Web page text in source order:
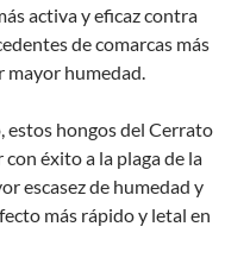
activa y eficaz contra
de comarcas más
mayor humedad.
estos hongos del Cerrato
éxito a la plaga de la
escasez de humedad y
más rápido y letal en